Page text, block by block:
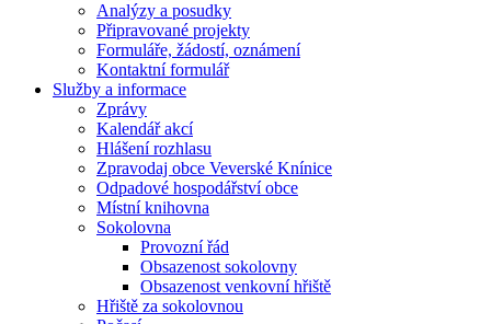
Analýzy a posudky
Připravované projekty
Formuláře, žádostí, oznámení
Kontaktní formulář
Služby a informace
Zprávy
Kalendář akcí
Hlášení rozhlasu
Zpravodaj obce Veverské Knínice
Odpadové hospodářství obce
Místní knihovna
Sokolovna
Provozní řád
Obsazenost sokolovny
Obsazenost venkovní hřiště
Hřiště za sokolovnou